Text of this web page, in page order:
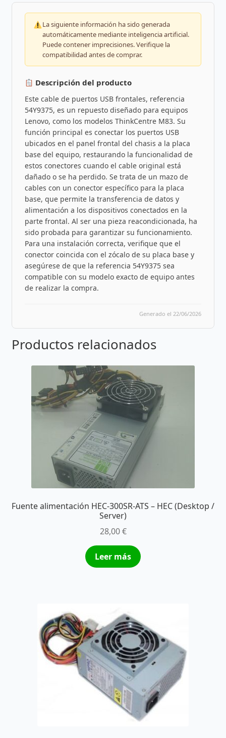
La siguiente información ha sido generada
automáticamente mediante inteligencia artificial.
Puede contener imprecisiones. Verifique la
compatibilidad antes de comprar.
Descripción del producto
Este cable de puertos USB frontales, referencia
54Y9375, es un repuesto diseñado para equipos
Lenovo, como los modelos ThinkCentre M83. Su
función principal es conectar los puertos USB
ubicados en el panel frontal del chasis a la placa
base del equipo, restaurando la funcionalidad de
estos conectores cuando el cable original está
dañado o se ha perdido. Se trata de un mazo de
cables con un conector específico para la placa
base, que permite la transferencia de datos y
alimentación a los dispositivos conectados en la
parte frontal. Al ser una pieza reacondicionada, ha
sido probada para garantizar su funcionamiento.
Para una instalación correcta, verifique que el
conector coincida con el zócalo de su placa base y
asegúrese de que la referencia 54Y9375 sea
compatible con su modelo exacto de equipo antes
de realizar la compra.
Generado el 22/06/2026
Productos relacionados
Fuente alimentación HEC-300SR-ATS – HEC (Desktop /
Server)
28,00€
Leer más